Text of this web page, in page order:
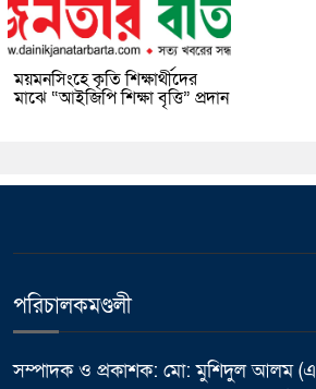
ময়মনসিংহে কৃতি শিক্ষার্থীদের
মাঝে “আইজিপি শিক্ষা বৃত্তি” প্রদান
পরিচালকমণ্ডলী
সম্পাদক ও প্রকাশক: মো: মুশিদুল আলম